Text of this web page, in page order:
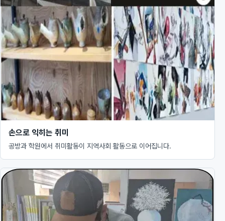
손으로 익히는 취미
공방과 학원에서 취미활동이 지역사회 활동으로 이어집니다.